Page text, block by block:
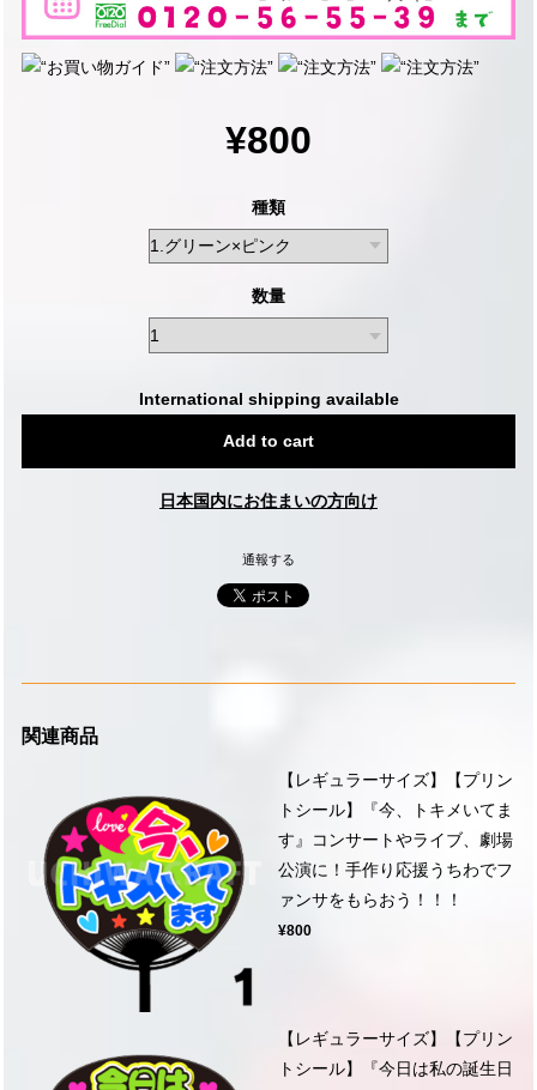
¥800
種類
数量
International shipping available
Add to cart
日本国内にお住まいの方向け
通報する
関連商品
【レギュラーサイズ】【プリン
トシール】『今、トキメいてま
す』コンサートやライブ、劇場
公演に！手作り応援うちわでフ
ァンサをもらおう！！！
¥800
【レギュラーサイズ】【プリン
トシール】『今日は私の誕生日